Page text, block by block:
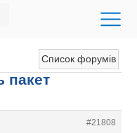
Список форумів
пакет
#21808